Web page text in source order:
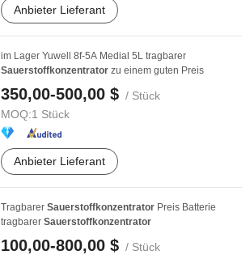
Anbieter Lieferant
im Lager Yuwell 8f-5A Medial 5L tragbarer
Sauerstoffkonzentrator zu einem guten Preis
350,00-500,00 $ / Stück
MOQ:1 Stück
Anbieter Lieferant
Tragbarer Sauerstoffkonzentrator Preis Batterie
tragbarer Sauerstoffkonzentrator
100,00-800,00 $ / Stück